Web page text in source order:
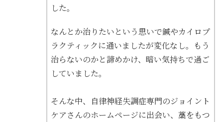
した。
なんとか治りたいという思いで鍼やカイロプ
ラクティックに通いましたが変化なし。もう
治らないのかと諦めかけ、暗い気持ちで過ご
していました。
そんな中、自律神経失調症専門のジョイント
ケアさんのホームページに出会い、藁をもつ